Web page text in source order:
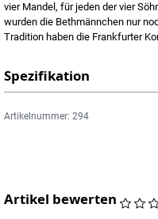
vier Mandel, für jeden der vier
wurden die Bethmännchen nur
Tradition haben die Frankfurter
Spezifikation
Artikelnummer: 294
Artikel bewerten